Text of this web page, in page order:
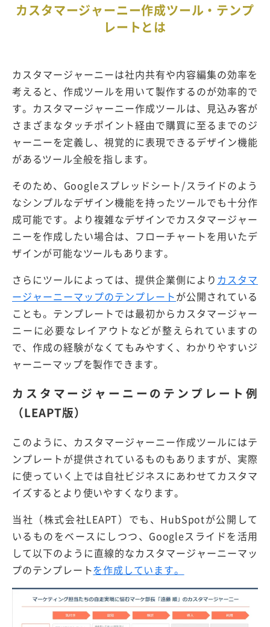
カスタマージャーニー作成ツール・テンプ
レートとは
カスタマージャーニーは社内共有や内容編集の効率を
考えると、作成ツールを用いて製作するのが効率的で
す。カスタマージャーニー作成ツールは、見込み客が
さまざまなタッチポイント経由で購買に至るまでのジ
ャーニーを定義し、視覚的に表現できるデザイン機能
があるツール全般を指します。
そのため、Googleスプレッドシート/スライドのよう
なシンプルなデザイン機能を持ったツールでも十分作
成可能です。より複雑なデザインでカスタマージャー
ニーを作成したい場合は、フローチャートを用いたデ
ザインが可能なツールもあります。
さらにツールによっては、提供企業側により カスタマ
ージャーニーマップのテンプレートが公開されている
ことも。テンプレートでは最初からカスタマージャー
ニーに必要なレイアウトなどが整えられていますの
で、作成の経験がなくてもみやすく、わかりやすいジ
ャーニーマップを製作できます。
カスタマージャーニーのテンプレート例
（LEAPT版）
このように、カスタマージャーニー作成ツールにはテ
ンプレートが提供されているものもありますが、実際
に使っていく上では自社ビジネスにあわせてカスタマ
イズするとより使いやすくなります。
当社（株式会社LEAPT）でも、HubSpotが公開して
いるものをベースにしつつ、Googleスライドを活用
して以下のように直線的なカスタマージャーニーマッ
プのテンプレートを作成しています。